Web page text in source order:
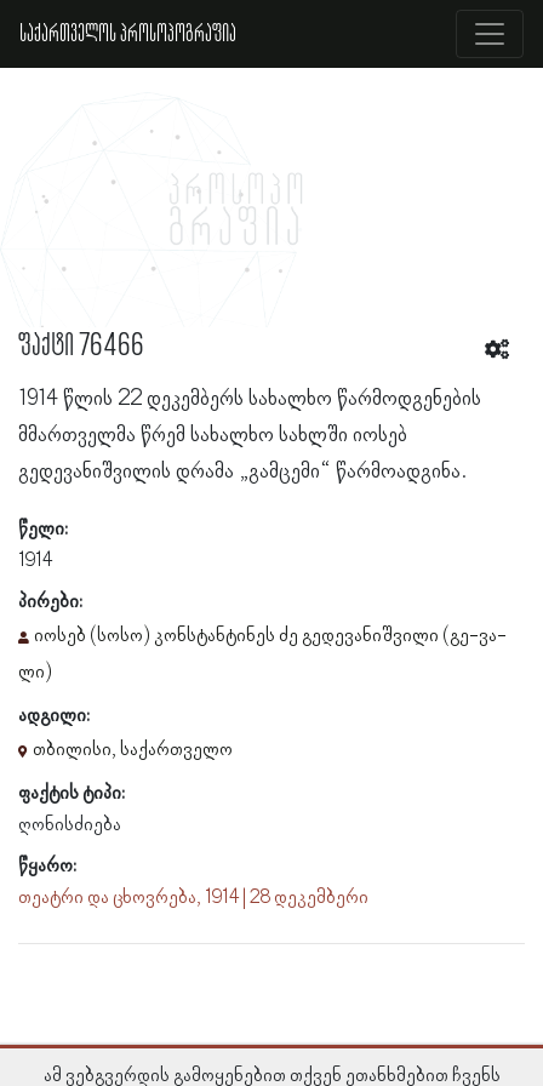
საქართველოს პროსოპოგრაფია
ფაქტი 76466
1914 წლის 22 დეკემბერს სახალხო წარმოდგენების
მმართველმა წრემ სახალხო სახლში იოსებ
გედევანიშვილის დრამა „გამცემი“ წარმოადგინა.
წელი:
1914
პირები:
იოსებ (სოსო) კონსტანტინეს ძე გედევანიშვილი (გე-ვა-
ლი)
ადგილი:
თბილისი, საქართველო
ფაქტის ტიპი:
ღონისძიება
წყარო:
თეატრი და ცხოვრება, 1914 | 28 დეკემბერი
ამ ვებგვერდის გამოყენებით თქვენ ეთანხმებით ჩვენს